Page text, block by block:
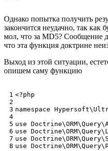
Однако попытка получить
закончится неудачно, так как
мол, что за MD5? Сообщение
что эта функция доктрине
Выход из этой ситуации,
опишем саму функцию
1
2
3
4
5
6
7
8
<?php
namespace
use
use
use
use